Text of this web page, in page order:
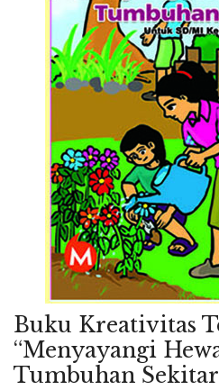
Buku Kreativitas
“Menyayangi
Tumbuhan